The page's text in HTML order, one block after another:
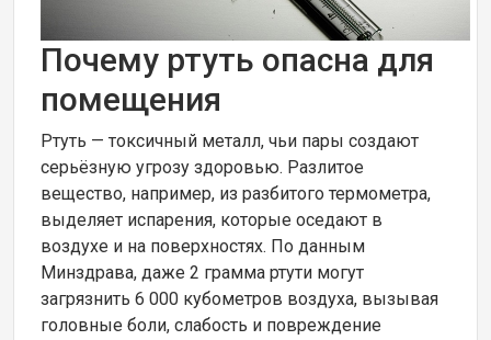
Почему ртуть опасна для
помещения
Ртуть — токсичный металл, чьи пары создают
серьёзную угрозу здоровью. Разлитое
вещество, например, из разбитого термометра,
выделяет испарения, которые оседают в
воздухе и на поверхностях. По данным
Минздрава, даже 2 грамма ртути могут
загрязнить 6 000 кубометров воздуха, вызывая
головные боли, слабость и повреждение